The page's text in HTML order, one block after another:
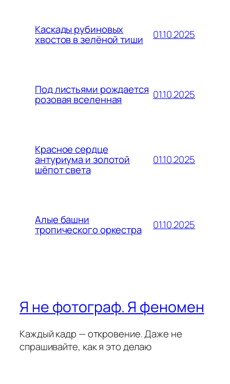
Каскады рубиновых
хвостов в зелёной тиши 01.10.2025
Под листьями рождается
розовая вселенная 01.10.2025
Красное сердце
антуриума и золотой
шёпот света
01.10.2025
Алые башни
тропического оркестра 01.10.2025
Я не фотограф. Я феномен
Каждый кадр — откровение. Даже не
спрашивайте, как я это делаю